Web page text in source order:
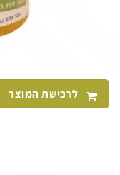
לרכישת המוצר